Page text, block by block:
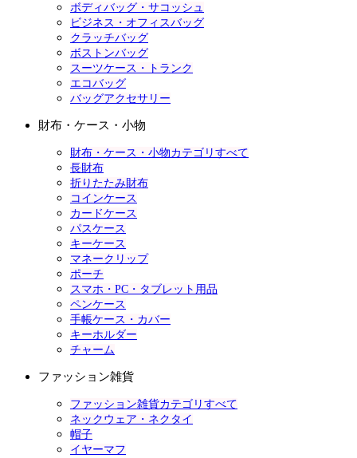
ボディバッグ・サコッシュ
ビジネス・オフィスバッグ
クラッチバッグ
ボストンバッグ
スーツケース・トランク
エコバッグ
バッグアクセサリー
財布・ケース・小物
財布・ケース・小物カテゴリすべて
長財布
折りたたみ財布
コインケース
カードケース
パスケース
キーケース
マネークリップ
ポーチ
スマホ・PC・タブレット用品
ペンケース
手帳ケース・カバー
キーホルダー
チャーム
ファッション雑貨
ファッション雑貨カテゴリすべて
ネックウェア・ネクタイ
帽子
イヤーマフ